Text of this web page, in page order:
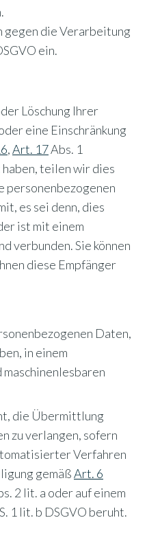
gegen die Verarbeitung
ein.
Löschung Ihrer
eine Einschränkung
,Art. 17Abs. 1
teilen wir dies
personenbezogenen
es sei denn, dies
ist mit einem
verbunden. Sie können
diese Empfänger
Daten,
in einem
die Übermittlung
zu verlangen, sofern
Verfahren
gemäßArt. 6
2 lit. a oder auf einem
1 lit. b DSGVO beruht.